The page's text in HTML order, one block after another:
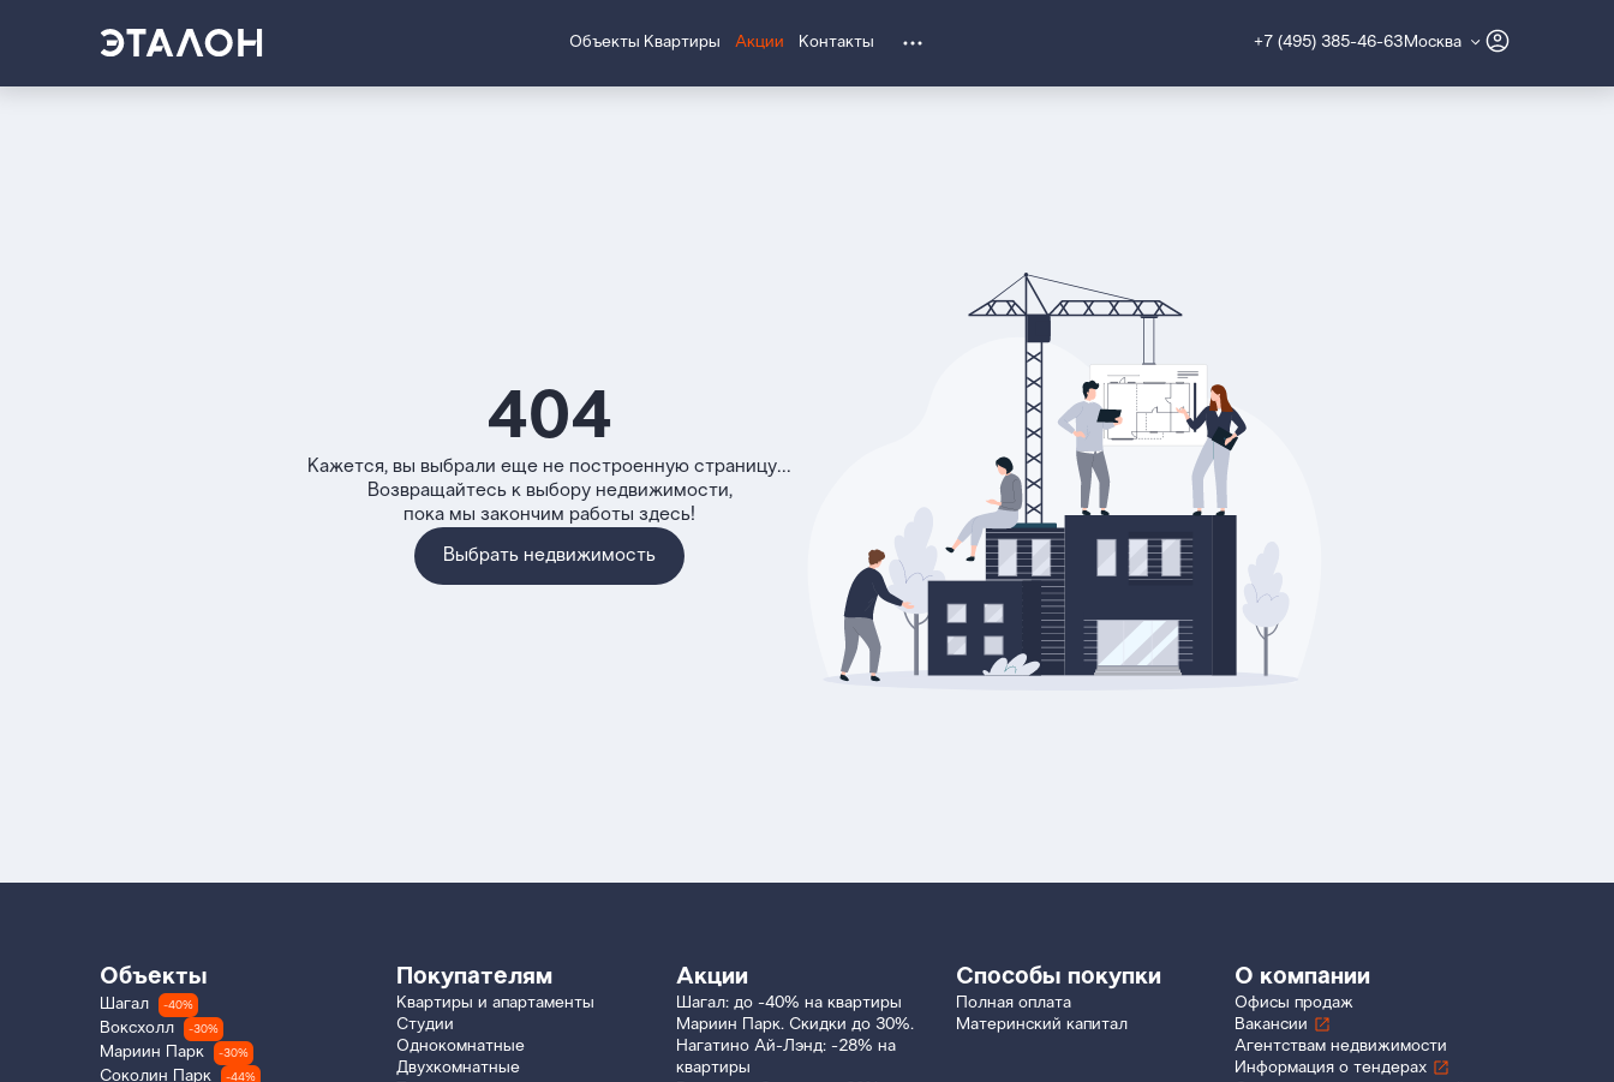
Объекты Квартиры Акции Контакты +7 (495) 385-46-63 Москва
404
Кажется, вы выбрали еще не построенную страницу...
Возвращайтесь к выбору недвижимости,
пока мы закончим работы здесь!
Выбрать недвижимость
Объекты
Шагал -40%
Воксхолл -30%
Мариин Парк -30%
Соколин Парк -44%
Покупателям
Квартиры и апартаменты
Студии
Однокомнатные
Двухкомнатные
Акции
Шагал: до -40% на квартиры
Мариин Парк. Скидки до 30%.
Нагатино Ай-Лэнд: -28% на
квартиры
Способы покупки
Полная оплата
Материнский капитал
О компании
Офисы продаж
Вакансии
Агентствам недвижимости
Информация о тендерах